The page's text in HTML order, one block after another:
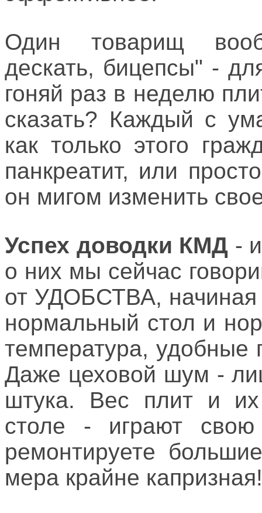
Один товарищ
дескать, бицепсы" -
гоняй раз в неделю
сказать? Каждый с
как только этого
панкреатит, или
он мигом изменить
Успех доводки КМД -
о них мы сейчас
от УДОБСТВА, начиная
нормальный стол и
температура, удобные
Даже цеховой шум -
штука. Вес плит и
столе - играют
ремонтируете
мера крайне капризная!